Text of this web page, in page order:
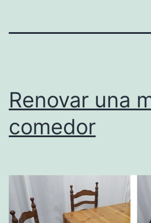
Renovar una
comedor